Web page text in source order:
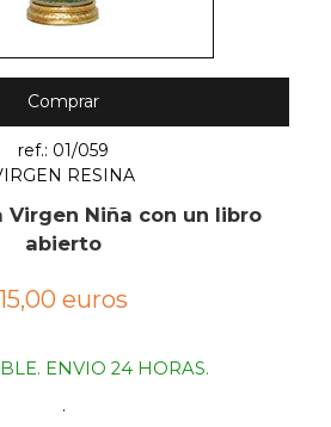
Comprar
ref.: 01/059
RESINA
Virgen Niña con un libro
abierto
15,00 euros
ENVIO 24 HORAS.
.